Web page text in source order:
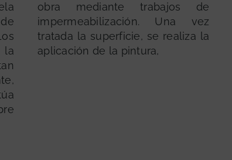
la
obra mediante trabajos de
impermeabilización. Una vez
tratada la superficie, se realiza la
aplicación de la pintura,